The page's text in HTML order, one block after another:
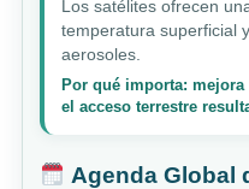
Los satélites ofrecen
temperatura superficial
aerosoles.
Por qué importa:
el acceso terrestre
Agenda Global